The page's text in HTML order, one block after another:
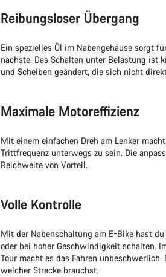
Reibungsloser Übergang
Ein spezielles Öl im Nabengehäuse sorgt
nächste. Das Schalten unter Belastung ist
und Scheiben geändert, die sich nicht
Maximale Motoreffizienz
Mit einem einfachen Dreh am Lenker
Trittfrequenz unterwegs zu sein. Die
Reichweite von Vorteil.
Volle Kontrolle
Mit der Nabenschaltung am E-Bike hast
oder bei hoher Geschwindigkeit schalten.
Tour macht es das Fahren
welcher Strecke brauchst.